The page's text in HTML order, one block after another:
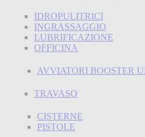
IDROPULITRICI
INGRASSAGGIO
LUBRIFICAZIONE
OFFICINA
AVVIATORI BOOSTER
TRAVASO
CISTERNE
PISTOLE